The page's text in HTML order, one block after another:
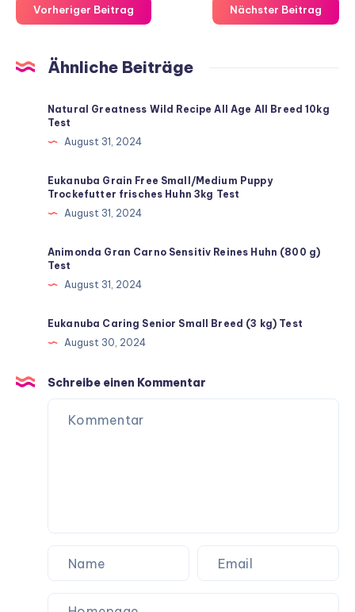
Vorheriger Beitrag Nächster Beitrag
Ähnliche Beiträge
Natural Greatness Wild Recipe All Age All Breed 10kg
Test
August 31, 2024
Eukanuba Grain Free Small/Medium Puppy
Trockefutter frisches Huhn 3kg Test
August 31, 2024
Animonda Gran Carno Sensitiv Reines Huhn (800 g)
Test
August 31, 2024
Eukanuba Caring Senior Small Breed (3 kg) Test
August 30, 2024
Schreibe einen Kommentar